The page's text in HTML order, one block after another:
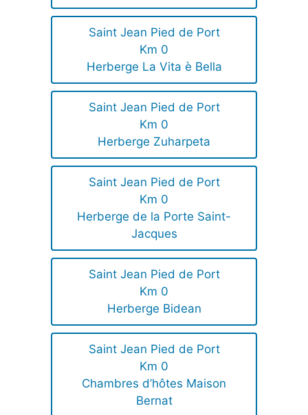
Saint Jean Pied de Port
Km 0
Herberge La Vita è Bella
Saint Jean Pied de Port
Km 0
Herberge Zuharpeta
Saint Jean Pied de Port
Km 0
Herberge de la Porte Saint-
Jacques
Saint Jean Pied de Port
Km 0
Herberge Bidean
Saint Jean Pied de Port
Km 0
Chambres d’hôtes Maison
Bernat